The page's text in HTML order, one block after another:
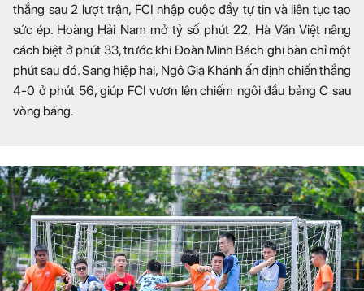
thắng sau 2 lượt trận, FCI nhập cuộc đầy tự tin và liên tục tạo
sức ép. Hoàng Hải Nam mở tỷ số phút 22, Hà Văn Việt nâng
cách biệt ở phút 33, trước khi Đoàn Minh Bách ghi bàn chỉ một
phút sau đó. Sang hiệp hai, Ngô Gia Khánh ấn định chiến thắng
4-0 ở phút 56, giúp FCI vươn lên chiếm ngôi đầu bảng C sau
vòng bảng.